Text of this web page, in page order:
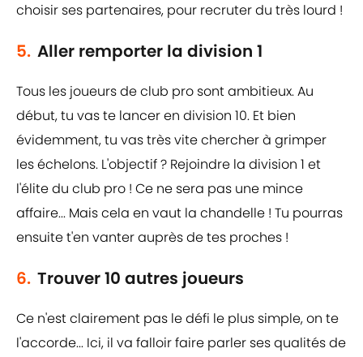
choisir ses partenaires, pour recruter du très lourd !
5. Aller remporter la division 1
Tous les joueurs de club pro sont ambitieux. Au
début, tu vas te lancer en division 10. Et bien
évidemment, tu vas très vite chercher à grimper
les échelons. L'objectif ? Rejoindre la division 1 et
l'élite du club pro ! Ce ne sera pas une mince
affaire... Mais cela en vaut la chandelle ! Tu pourras
ensuite t'en vanter auprès de tes proches !
6. Trouver 10 autres joueurs
Ce n'est clairement pas le défi le plus simple, on te
l'accorde... Ici, il va falloir faire parler ses qualités de